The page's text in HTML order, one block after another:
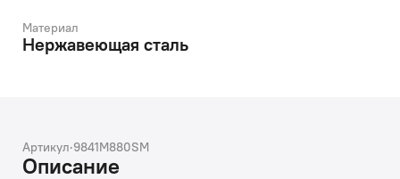
Материал
Нержавеющая сталь
Артикул·9841M880SM
Описание